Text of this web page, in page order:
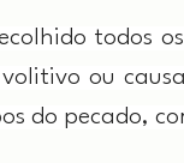
todos
ou
do pecado,